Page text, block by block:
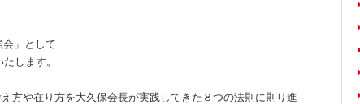
会」として
します。
方や在り方を大久保会長が実践してきた８つの法則に則り進